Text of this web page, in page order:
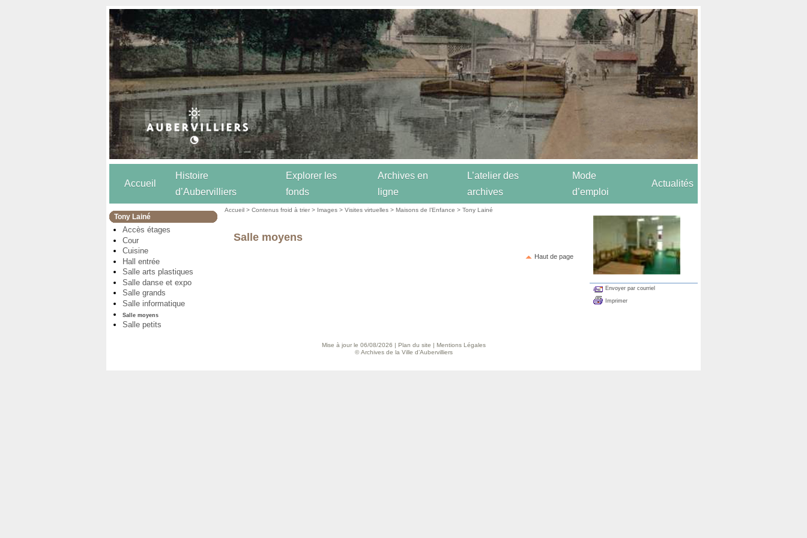
Accueil
Histoire
d’Aubervilliers
Explorer les
fonds
Archives en
ligne
L’atelier des
archives
Mode
d’emploi
Actualités
Tony Lainé
Accès étages
Cour
Cuisine
Hall entrée
Salle arts plastiques
Salle danse et expo
Salle grands
Salle informatique
Salle moyens
Salle petits
Accueil >Contenus froid à trier > Images >Visites virtuelles >Maisons de l’Enfance >Tony Lainé
Salle moyens
Haut de page
Envoyer par courriel
Imprimer
Mise à jour le 06/08/2026 | Plan du site | Mentions Légales
© Archives de la Ville d’Aubervilliers